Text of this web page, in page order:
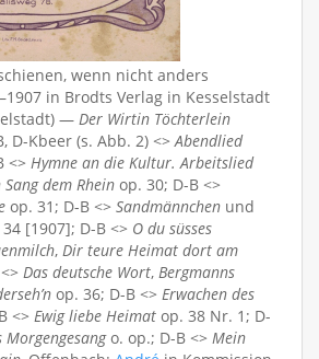
wenn nicht anders
in Brodts Verlag in Kesselstadt
— Der Wirtin Töchterlein
D-Kbeer (s. Abb. 2) <>Abendlied
<> Hymne an die Kultur. Arbeitslied
Sang dem Rhein op. 30; D-B <>
op. 31; D-B <> Sandmännchen und
[1907]; D-B <> O du süsses
, Dir teure Heimat dort am
Das deutsche Wort, Bergmanns
op. 36; D-B <> Erwachen des
<> Ewig liebe Heimat op. 38 Nr. 1; D-
Morgengesango. op.; D-B <> Mein